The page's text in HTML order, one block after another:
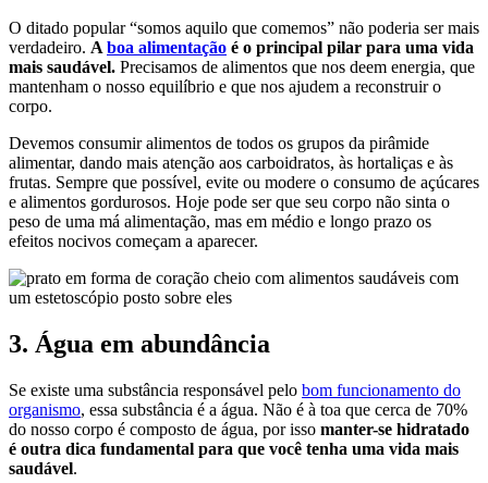
O ditado popular “somos aquilo que comemos” não poderia ser mais
verdadeiro. A boa alimentação é o principal pilar para uma vida
mais saudável. Precisamos de alimentos que nos deem energia, que
mantenham o nosso equilíbrio e que nos ajudem a reconstruir o
corpo.
Devemos consumir alimentos de todos os grupos da pirâmide
alimentar, dando mais atenção aos carboidratos, às hortaliças e às
frutas. Sempre que possível, evite ou modere o consumo de açúcares
e alimentos gordurosos. Hoje pode ser que seu corpo não sinta o
peso de uma má alimentação, mas em médio e longo prazo os
efeitos nocivos começam a aparecer.
3. Água em abundância
Se existe uma substância responsável pelo bom funcionamento do
organismo, essa substância é a água. Não é à toa que cerca de 70%
do nosso corpo é composto de água, por isso manter-se hidratado
é outra dica fundamental para que você tenha uma vida mais
saudável.